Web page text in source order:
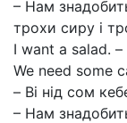
– Нам
трохи сиру і
I want a salad.
We need some
– Ві нід сом
– Нам